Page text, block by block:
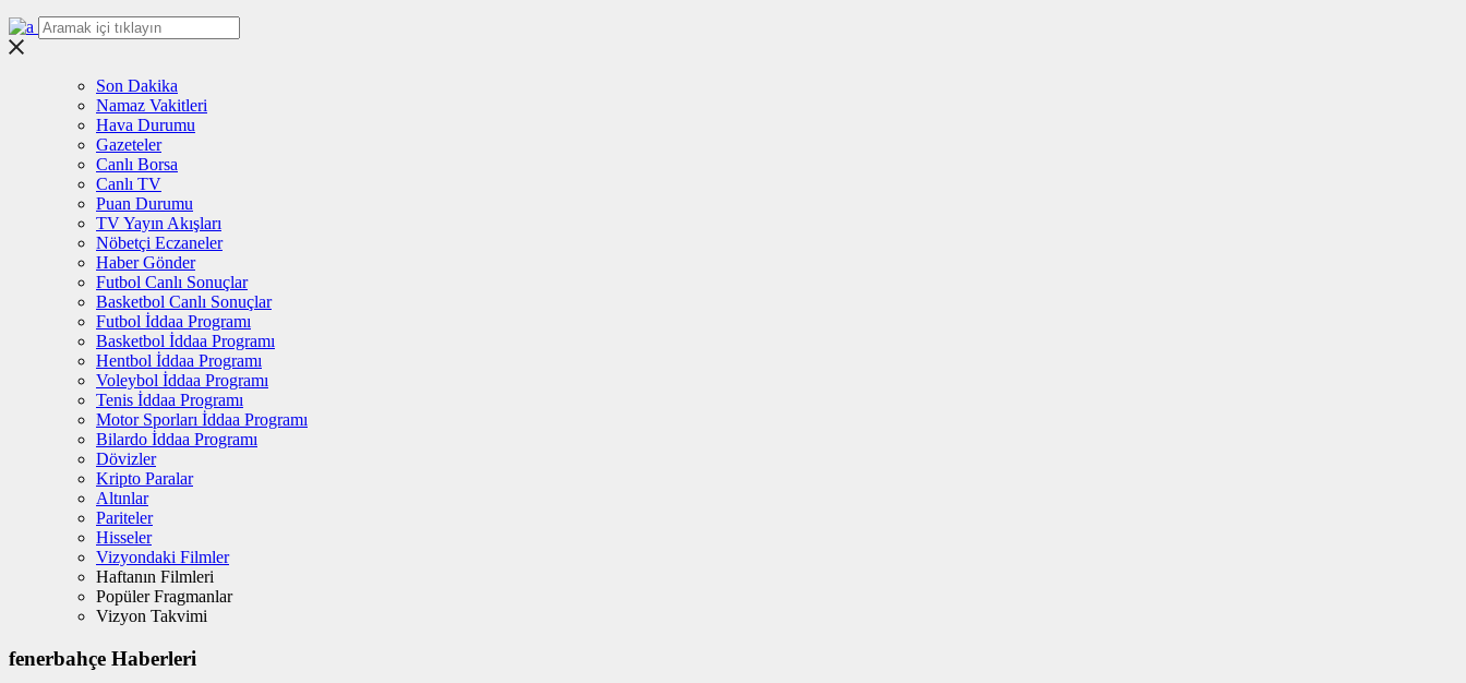
Son Dakika
Namaz Vakitleri
Hava Durumu
Gazeteler
Canlı Borsa
Canlı TV
Puan Durumu
TV Yayın Akışları
Nöbetçi Eczaneler
Haber Gönder
Futbol Canlı Sonuçlar
Basketbol Canlı Sonuçlar
Futbol İddaa Programı
Basketbol İddaa Programı
Hentbol İddaa Programı
Voleybol İddaa Programı
Tenis İddaa Programı
Motor Sporları İddaa Programı
Bilardo İddaa Programı
Dövizler
Kripto Paralar
Altınlar
Pariteler
Hisseler
Vizyondaki Filmler
Haftanın Filmleri
Popüler Fragmanlar
Vizyon Takvimi
fenerbahçe Haberleri